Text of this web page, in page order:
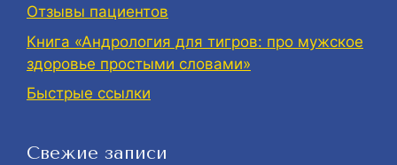
Отзывы пациентов
Книга «Андрология для тигров: про мужское
здоровье простыми словами»
Быстрые ссылки
Свежие записи